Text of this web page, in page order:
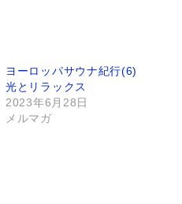
ヨーロッパサウナ紀行(6)
光とリラックス
2023年6月28日
メルマガ